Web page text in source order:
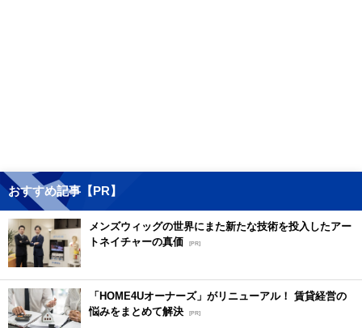
おすすめ記事【PR】
メンズウィッグの世界にまた新たな技術を投入したアー
トネイチャーの真価
[PR]
「HOME4Uオーナーズ」がリニューアル！ 賃貸経営の
悩みをまとめて解決 [PR]